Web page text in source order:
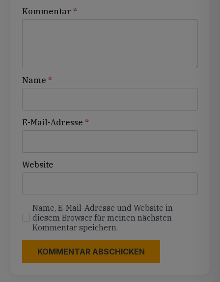
Kommentar *
Name *
E-Mail-Adresse *
Website
Name, E-Mail-Adresse und Website in
diesem Browser für meinen nächsten
Kommentar speichern.